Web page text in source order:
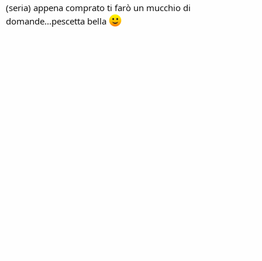
(seria) appena comprato ti farò un mucchio di
domande...pescetta bella